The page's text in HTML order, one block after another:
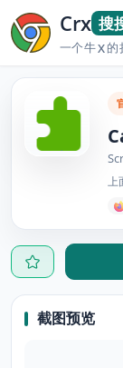
Crx 搜
一个牛X的
上
截图预览